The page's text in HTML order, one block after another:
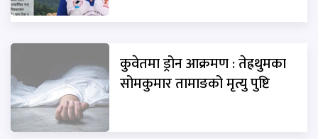
कुवेतमा ड्रोन आक्रमण : तेह्रथुमका
सोमकुमार तामाङको मृत्यु पुष्टि